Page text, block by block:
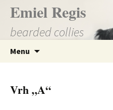
Přejít
obsahu
Emiel Regis
bearded collies
Menu
Vrh „A“